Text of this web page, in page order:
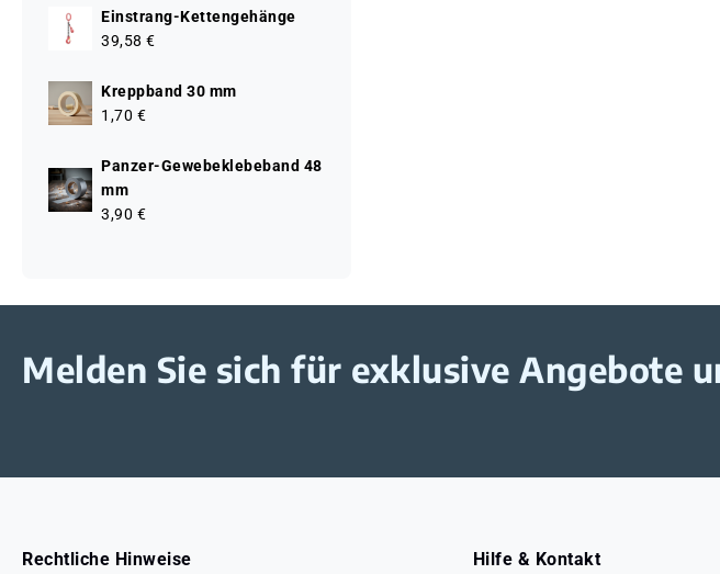
Einstrang-Kettengehänge
39,58 €
Kreppband 30 mm
1,70 €
Panzer-Gewebeklebeband 48
mm
3,90 €
Melden Sie sich für exklusive Angebote
Rechtliche Hinweise Hilfe & Kontakt